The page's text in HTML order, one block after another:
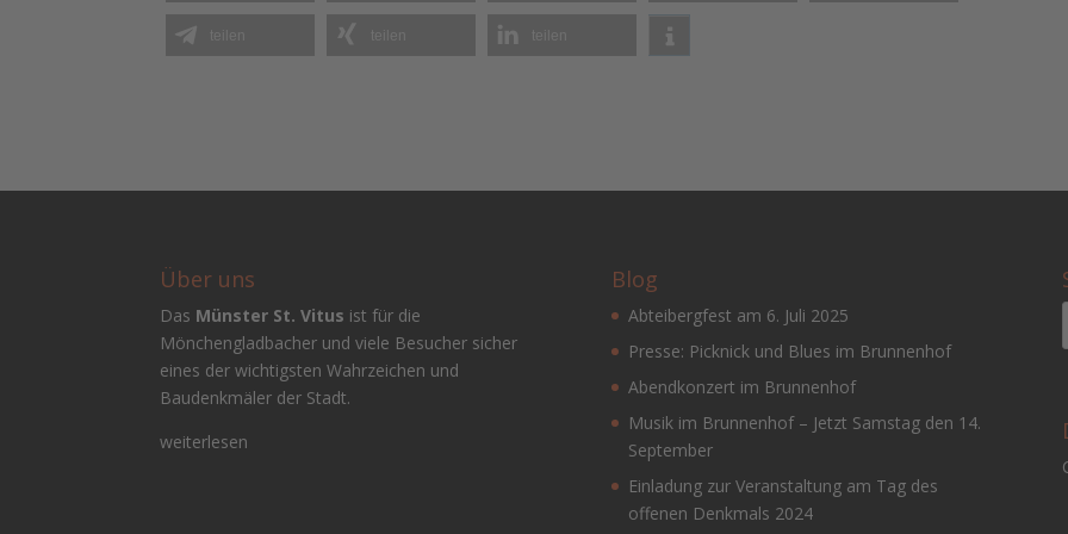
Über uns
Das Münster St. Vitus ist für die
Mönchengladbacher und viele Besucher sicher
eines der wichtigsten Wahrzeichen und
Baudenkmäler der Stadt.
weiterlesen
Blog
Abteibergfest am 6. Juli 2025
Presse: Picknick und Blues im Brunnenhof
Abendkonzert im Brunnenhof
Musik im Brunnenhof – Jetzt Samstag den 14.
September
Einladung zur Veranstaltung am Tag des
offenen Denkmals 2024